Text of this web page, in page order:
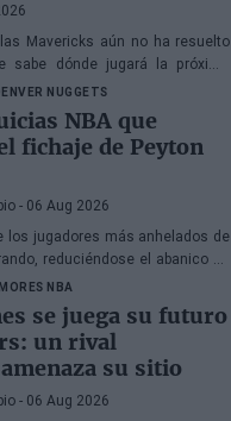
Mavericks aún no ha resuelto
dónde jugará la próxima
NUGGETS
NBA que
fichaje de Peyton
- 06 Aug 2026
los jugadores más anhelados de
reduciéndose el abanico de
a tres.
NBA
se juega su futuro
un rival
su sitio
- 06 Aug 2026